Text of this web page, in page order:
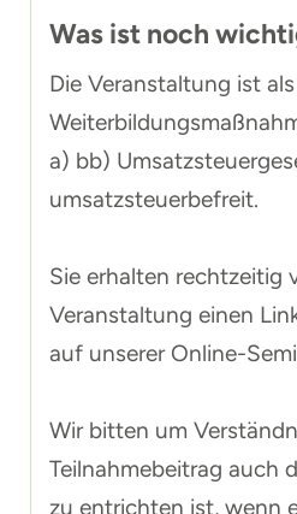
Was ist noch
Die Veranstaltung ist
a) bb)
umsatzsteuerbefreit.
Sie erhalten rechtzeitig
Veranstaltung einen
auf unserer Online-
Wir bitten um
Teilnahmebeitrag auch
zu entrichten ist, wenn